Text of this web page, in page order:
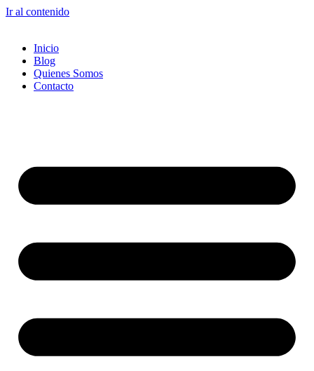
Ir al contenido
Inicio
Blog
Quienes Somos
Contacto